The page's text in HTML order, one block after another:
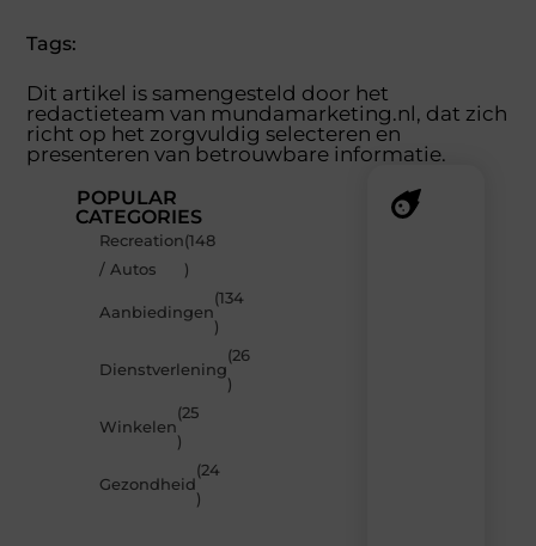
Tags:
Dit artikel is samengesteld door het
redactieteam van mundamarketing.nl, dat zich
richt op het zorgvuldig selecteren en
presenteren van betrouwbare informatie.
POPULAR
CATEGORIES
Recreation
/ Autos
(148
)
Aanbiedingen
(134
)
Dienstverlening
(26
)
Winkelen
(25
)
Gezondheid
(24
)